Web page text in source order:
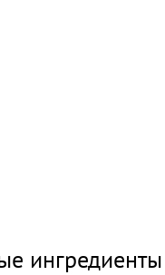
ингредиенты